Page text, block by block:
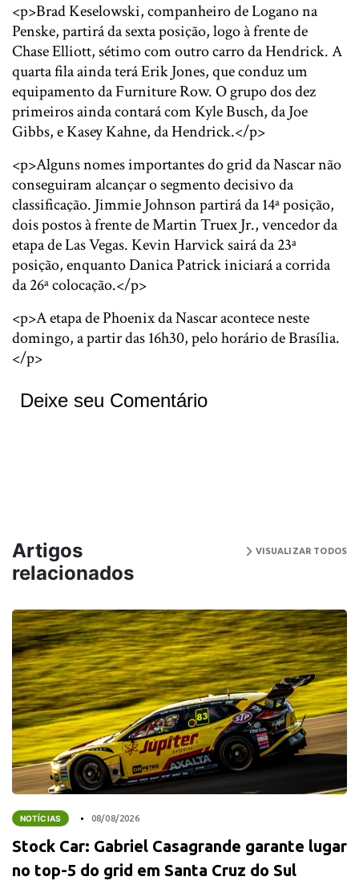
<p>Brad Keselowski, companheiro de Logano na
Penske, partirá da sexta posição, logo à frente de
Chase Elliott, sétimo com outro carro da Hendrick. A
quarta fila ainda terá Erik Jones, que conduz um
equipamento da Furniture Row. O grupo dos dez
primeiros ainda contará com Kyle Busch, da Joe
Gibbs, e Kasey Kahne, da Hendrick.</p>
<p>Alguns nomes importantes do grid da Nascar não
conseguiram alcançar o segmento decisivo da
classificação. Jimmie Johnson partirá da 14ª posição,
dois postos à frente de Martin Truex Jr., vencedor da
etapa de Las Vegas. Kevin Harvick sairá da 23ª
posição, enquanto Danica Patrick iniciará a corrida
da 26ª colocação.</p>
<p>A etapa de Phoenix da Nascar acontece neste
domingo, a partir das 16h30, pelo horário de Brasília.
</p>
Deixe seu Comentário
Artigos
relacionados
VISUALIZAR TODOS
NOTÍCIAS 08/08/2026
Stock Car: Gabriel Casagrande garante lugar
no top-5 do grid em Santa Cruz do Sul